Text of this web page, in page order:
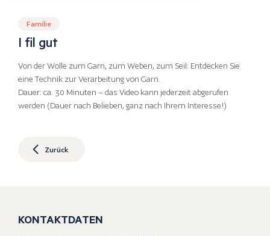
Familie
I fil gut
Von der Wolle zum Garn, zum Weben, zum Seil: Entdecken Sie
eine Technik zur Verarbeitung von Garn.
Dauer: ca. 30 Minuten – das Video kann jederzeit abgerufen
werden (Dauer nach Belieben, ganz nach Ihrem Interesse!)
Zurück
KONTAKTDATEN